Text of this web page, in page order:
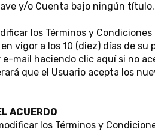
y/o Cuenta bajo ningún título.
los Términos y
vigor a los 10 (diez) días de
mail haciendo clic aquí si no
que el Usuario acepta los
ACUERDO
los Términos y